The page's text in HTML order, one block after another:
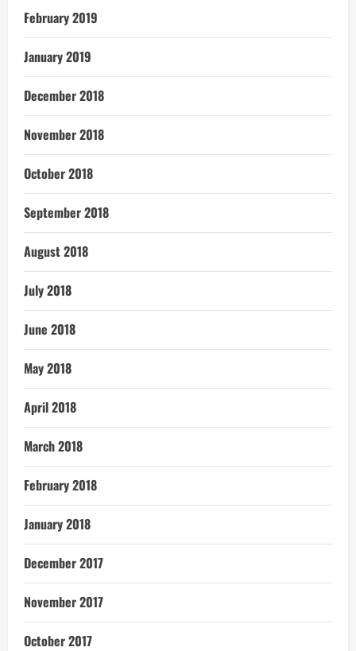
February 2019
January 2019
December 2018
November 2018
October 2018
September 2018
August 2018
July 2018
June 2018
May 2018
April 2018
March 2018
February 2018
January 2018
December 2017
November 2017
October 2017